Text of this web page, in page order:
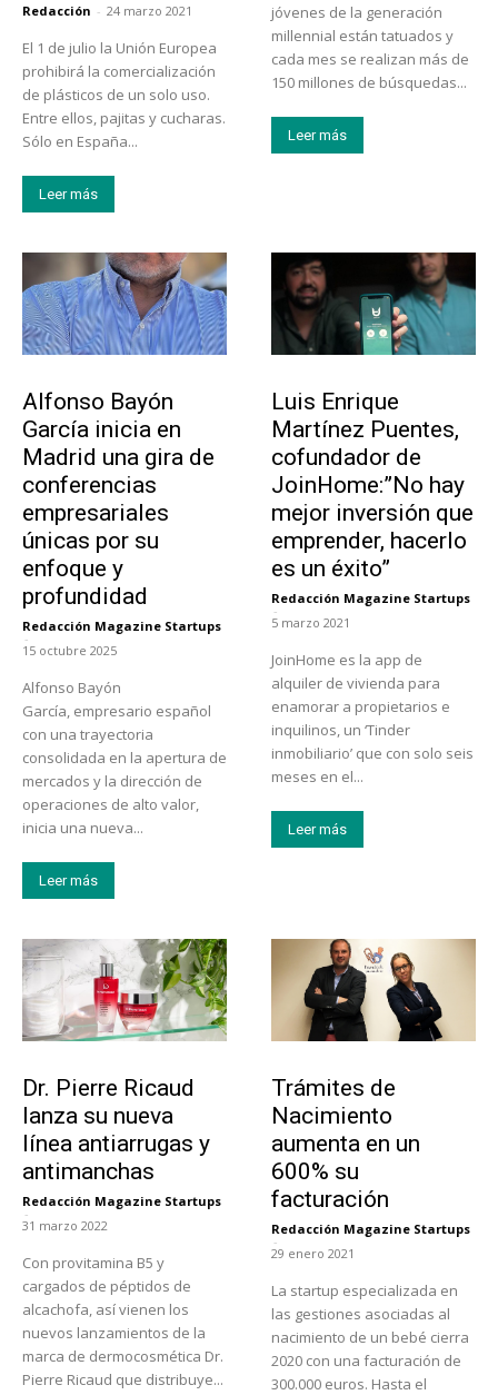
Redacción - 24 marzo 2021
El 1 de julio la Unión Europea
prohibirá la comercialización
de plásticos de un solo uso.
Entre ellos, pajitas y cucharas.
Sólo en España...
Leer más
jóvenes de la generación
millennial están tatuados y
cada mes se realizan más de
150 millones de búsquedas...
Leer más
Alfonso Bayón
García inicia en
Madrid una gira de
conferencias
empresariales
únicas por su
enfoque y
profundidad
Redacción Magazine Startups
-
15 octubre 2025
Alfonso Bayón
García, empresario español
con una trayectoria
consolidada en la apertura de
mercados y la dirección de
operaciones de alto valor,
inicia una nueva...
Leer más
Luis Enrique
Martínez Puentes,
cofundador de
JoinHome:”No hay
mejor inversión que
emprender, hacerlo
es un éxito”
Redacción Magazine Startups
-
5 marzo 2021
JoinHome es la app de
alquiler de vivienda para
enamorar a propietarios e
inquilinos, un ‘Tinder
inmobiliario’ que con solo seis
meses en el...
Leer más
Dr. Pierre Ricaud
lanza su nueva
línea antiarrugas y
antimanchas
Redacción Magazine Startups
-
31 marzo 2022
Con provitamina B5 y
cargados de péptidos de
alcachofa, así vienen los
nuevos lanzamientos de la
marca de dermocosmética Dr.
Pierre Ricaud que distribuye...
Trámites de
Nacimiento
aumenta en un
600% su
facturación
Redacción Magazine Startups
-
29 enero 2021
La startup especializada en
las gestiones asociadas al
nacimiento de un bebé cierra
2020 con una facturación de
300.000 euros. Hasta el